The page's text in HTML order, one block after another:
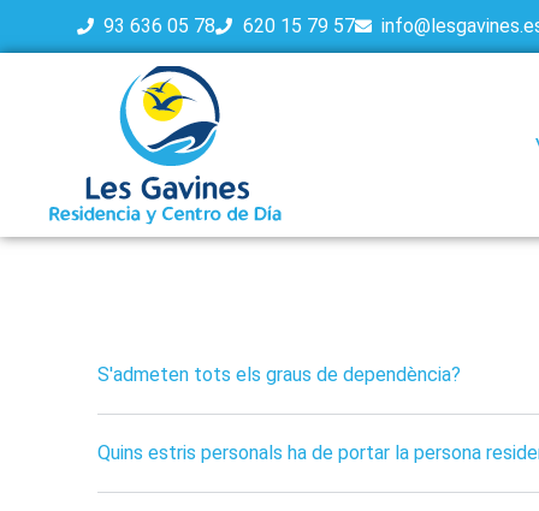
93 636 05 78 620 15 79 57
S'admeten tots els graus de dependència?
Quins estris personals ha de portar la persona